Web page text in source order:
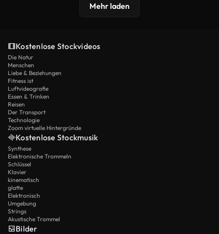
Mehr laden
Kostenlose Stockvideos
Die Natur
Menschen
Liebe & Beziehungen
Fitness ist
Luftvideografie
Essen & Trinken
Reisen
Der Transport
Technologie
Zoom virtuelle Hintergründe
Kostenlose Stockmusik
Synthese
Elektronische Trommeln
Schlüssel
Klavier
kinematisch
glatte
Elektronisch
Umgebung
Strings
Akustische Trommel
Bilder